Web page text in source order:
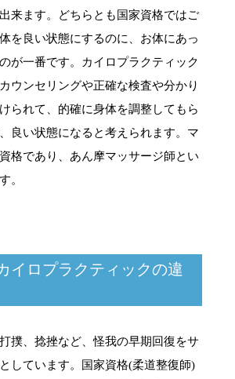
来ます。どちらとも国家資格ではご
を良い状態にするのに、お体にあっ
が一番です。カイロプラクティック
ウンセリングや正確な検査や分かり
られて、的確に身体を調整してもら
良い状態になると考えられます。マ
格であり、あん摩マッサージ師とい
。
イロプラクティックの違
撲、捻挫など、怪我の早期回復をサ
しています。国家資格(柔道整復師)